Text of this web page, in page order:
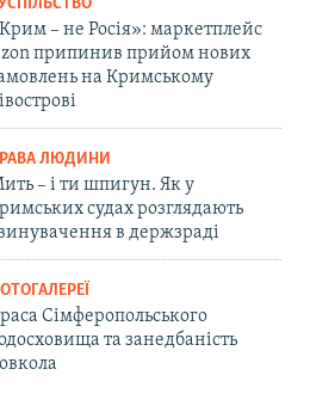
– не Росія»: маркетплейс
припинив прийом нових
на Кримському
ЛЮДИНИ
– і ти шпигун. Як у
судах розглядають
в держзраді
Сімферопольського
та занедбаність